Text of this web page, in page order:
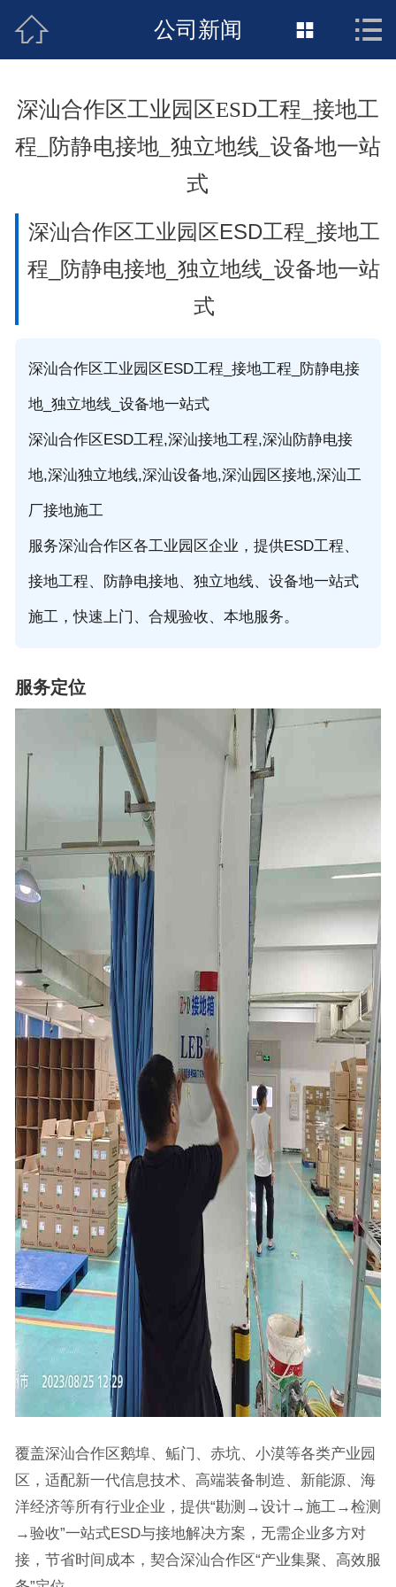
接地工程首页
新闻动态
案例展示
 公司新闻  
深汕合作区工业园区ESD工程_接地工
程_防静电接地_独立地线_设备地一站
式
深汕合作区工业园区ESD工程_接地工
程_防静电接地_独立地线_设备地一站
式
深汕合作区工业园区ESD工程_接地工程_防静电接
地_独立地线_设备地一站式
深汕合作区ESD工程,深汕接地工程,深汕防静电接
地,深汕独立地线,深汕设备地,深汕园区接地,深汕工
厂接地施工
服务深汕合作区各工业园区企业，提供ESD工程、
接地工程、防静电接地、独立地线、设备地一站式
施工，快速上门、合规验收、本地服务。
服务定位
覆盖深汕合作区鹅埠、鲘门、赤坑、小漠等各类产业园
区，适配新一代信息技术、高端装备制造、新能源、海
洋经济等所有行业企业，提供“勘测→设计→施工→检测
→验收”一站式ESD与接地解决方案，无需企业多方对
接，节省时间成本，契合深汕合作区“产业集聚、高效服